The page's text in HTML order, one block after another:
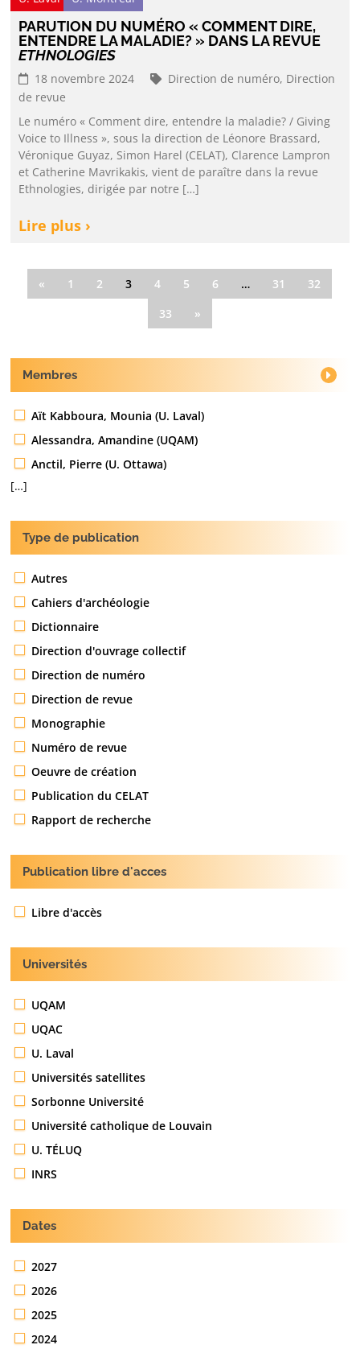
PARUTION DU NUMÉRO « COMMENT DIRE,
ENTENDRE LA MALADIE? » DANS LA REVUE
ETHNOLOGIES
18 novembre 2024 Direction de numéro, Direction
de revue
Le numéro « Comment dire, entendre la maladie? / Giving
Voice to Illness », sous la direction de Léonore Brassard,
Véronique Guyaz, Simon Harel (CELAT), Clarence Lampron
et Catherine Mavrikakis, vient de paraître dans la revue
Ethnologies, dirigée par notre […]
Lire plus ›
« 1 2 3 4 5 6 … 31
32
33
»
Membres
Aït Kabboura, Mounia (U. Laval)
Alessandra, Amandine (UQAM)
Anctil, Pierre (U. Ottawa)
[…]
Type de publication
Autres
Cahiers d'archéologie
Dictionnaire
Direction d'ouvrage collectif
Direction de numéro
Direction de revue
Monographie
Numéro de revue
Oeuvre de création
Publication du CELAT
Rapport de recherche
Publication libre d'acces
Libre d'accès
Universités
UQAM
UQAC
U. Laval
Universités satellites
Sorbonne Université
Université catholique de Louvain
U. TÉLUQ
INRS
Dates
2027
2026
2025
2024